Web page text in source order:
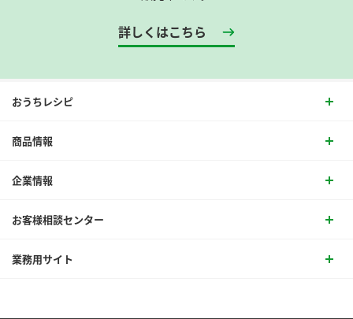
詳しくはこちら
おうちレシピ
商品情報
企業情報
お客様相談センター
業務用サイト